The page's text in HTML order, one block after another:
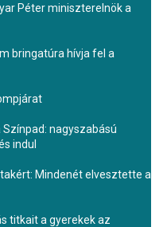
Péter miniszterelnök a
bringatúra hívja fel a
Színpad: nagyszabású
indul
Mindenét elvesztette a
titkait a gyerekek az